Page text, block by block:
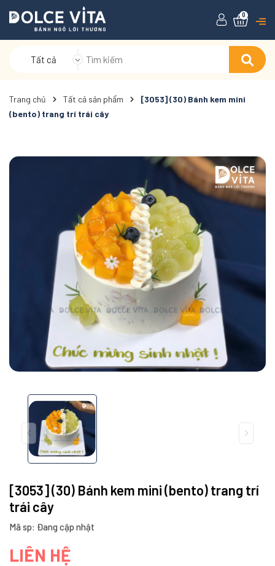
Tất cả
0
Trang chủ Tất cả sản phẩm
[3053] (30) Bánh kem mini
(bento) trang trí trái cây
[3053] (30) Bánh kem mini (bento) trang trí
trái cây
Mã sp: Đang cập nhật
LIÊN HỆ